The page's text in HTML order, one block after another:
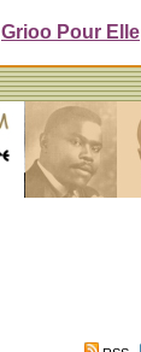
Grioo Pour Elle